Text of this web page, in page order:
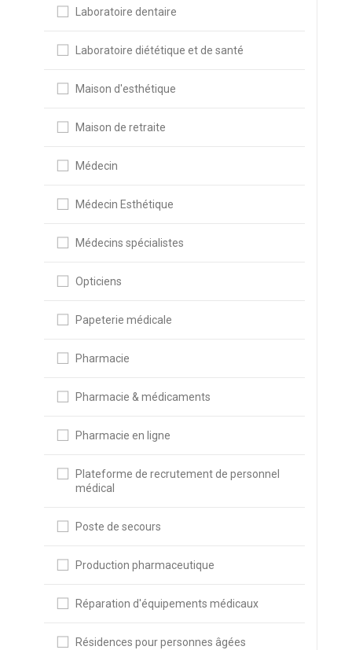
Laboratoire dentaire
Laboratoire diététique et de santé
Maison d'esthétique
Maison de retraite
Médecin
Médecin Esthétique
Médecins spécialistes
Opticiens
Papeterie médicale
Pharmacie
Pharmacie & médicaments
Pharmacie en ligne
Plateforme de recrutement de personnel
médical
Poste de secours
Production pharmaceutique
Réparation d'équipements médicaux
Résidences pour personnes âgées